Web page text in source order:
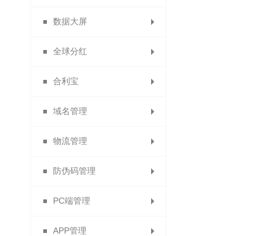
商品统计
订单统计
供应商财务报表
商品统计
会员分析
优惠券统计
拼团统计
秒杀统计
商品销售排行
数据排名
数据大屏
数据大屏
全球分红
动态分红
分红计算规则
分红记录
合利宝
合利宝交易
域名管理
免费申请域名
绑定域名
物流管理
运费模板
电子面单
快递单模板列表
防伪码管理
防伪设置
防伪码批次列表
PC端管理
导航管理
APP管理